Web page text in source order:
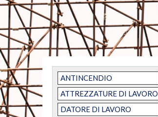
ANTINCENDIO
ATTREZZATURE DI LAVORO
DATORE DI LAVORO